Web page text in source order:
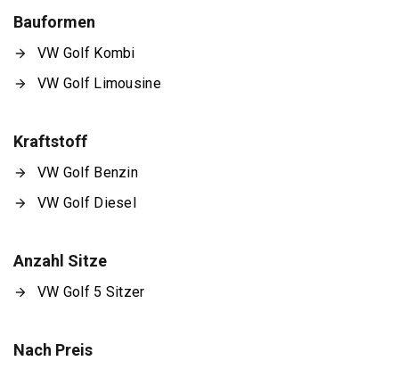
Bauformen
VW Golf Kombi
VW Golf Limousine
Kraftstoff
VW Golf Benzin
VW Golf Diesel
Anzahl Sitze
VW Golf 5 Sitzer
Nach Preis